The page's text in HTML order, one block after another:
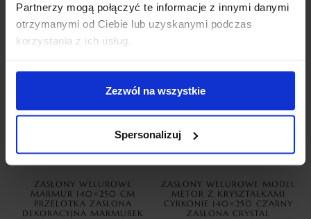
Partnerzy mogą połączyć te informacje z innymi danymi
otrzymanymi od Ciebie lub uzyskanymi podczas
korzystania z ich usług.
Zezwól na wszystkie
Spersonalizuj
INNE PRODUKTY
ZASŁONY WELUROWE
MARMUR 140×250 CM
PRZELOTKA ZASŁONA
DEKORACYJNA MARMUREK
ZASŁONY WELUROWE MODEL
METOR Z KRYSZTAŁKAMI
CYRKONIE 140×250 CZARNY
ZASŁONA CRYSTAL